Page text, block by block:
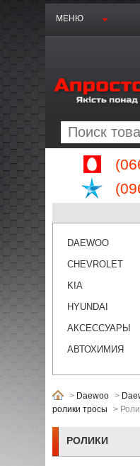
МЕНЮ
DAEWOO
CHEVROLET
KIA
HYUNDAI
АКСЕССУАРЫ
АВТОХИМИЯ
> Daewoo >
ролики тросы
>
РОЛИКИ